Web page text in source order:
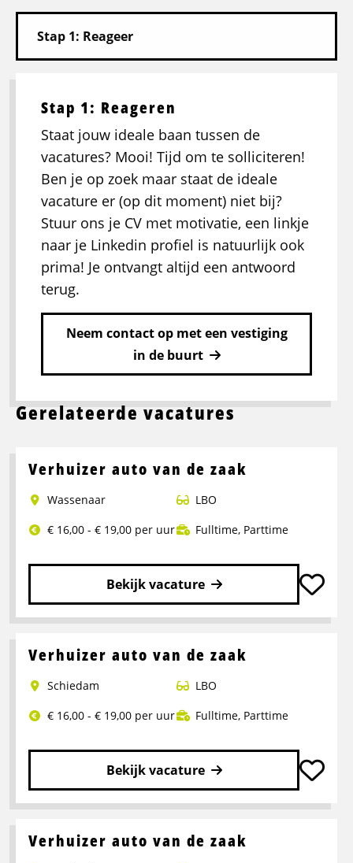
Stap 1: Reageren
Staat jouw ideale baan tussen de
vacatures? Mooi! Tijd om te solliciteren!
Ben je op zoek maar staat de ideale
vacature er (op dit moment) niet bij?
Stuur ons je CV met motivatie, een linkje
naar je Linkedin profiel is natuurlijk ook
prima! Je ontvangt altijd een antwoord
terug.
Neem contact op met een vestiging
in de buurt
Gerelateerde vacatures
Verhuizer auto van de zaak
Wassenaar
LBO
€ 16,00 - € 19,00 per uur
Fulltime, Parttime
Bekijk vacature
Lees
over
auto
van
de
zaak
Verhuizer auto van de zaak
Schiedam
LBO
€ 16,00 - € 19,00 per uur
Fulltime, Parttime
Bekijk vacature
Lees
over
Verhuizer auto van de zaak